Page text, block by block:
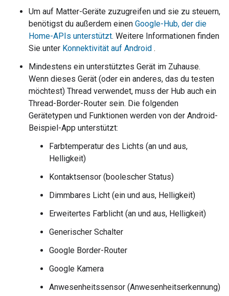
Um auf Matter-Geräte zuzugreifen und sie zu steuern,
benötigst du außerdem einen Google-Hub, der die
Home-APIs unterstützt. Weitere Informationen finden
Sie unter Konnektivität auf Android .
Mindestens ein unterstütztes Gerät im Zuhause.
Wenn dieses Gerät (oder ein anderes, das du testen
möchtest) Thread verwendet, muss der Hub auch ein
Thread-Border-Router sein. Die folgenden
Gerätetypen und Funktionen werden von der Android-
Beispiel-App unterstützt:
Farbtemperatur des Lichts (an und aus,
Helligkeit)
Kontaktsensor (boolescher Status)
Dimmbares Licht (ein und aus, Helligkeit)
Erweitertes Farblicht (an und aus, Helligkeit)
Generischer Schalter
Google Border-Router
Google Kamera
Anwesenheitssensor (Anwesenheitserkennung)